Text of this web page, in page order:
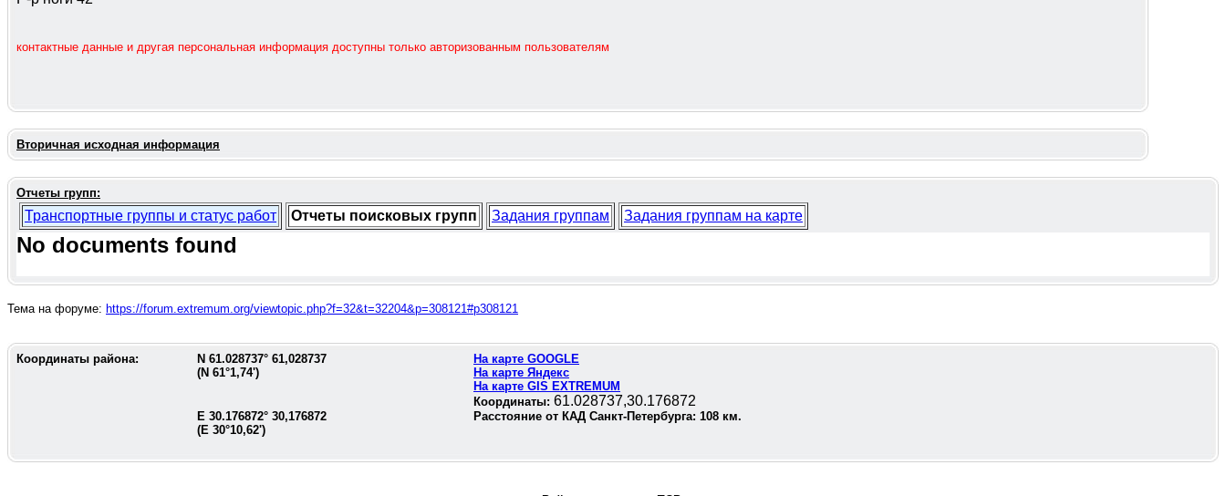
контактные данные и другая персональная информация доступны только авторизованным пользователям
Вторичная исходная информация
Отчеты групп:
Транспортные группы и статус работ Отчеты поисковых групп Задания группам Задания группам на карте
No documents found
Тема на форуме: https://forum.extremum.org/viewtopic.php?f=32&t=32204&p=308121#p308121
Координаты района: N 61.028737° 61,028737
(N 61°1,74')
На карте GOOGLE
На карте Яндекс
На карте GIS EXTREMUM
Координаты: 61.028737,30.176872
E 30.176872° 30,176872
(E 30°10,62')
Расстояние от КАД Санкт-Петербурга: 108 км.